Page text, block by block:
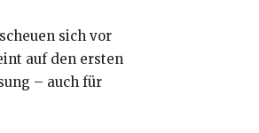
sich vor
auf den ersten
– auch für